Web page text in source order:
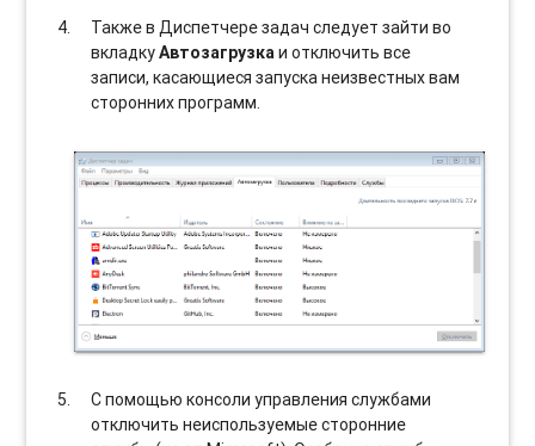
Также в Диспетчере задач следует зайти во
вкладкуАвтозагрузкаи отключить все
записи, касающиеся запуска неизвестных вам
сторонних программ.
С помощью консоли управления службами
отключить неиспользуемые сторонние